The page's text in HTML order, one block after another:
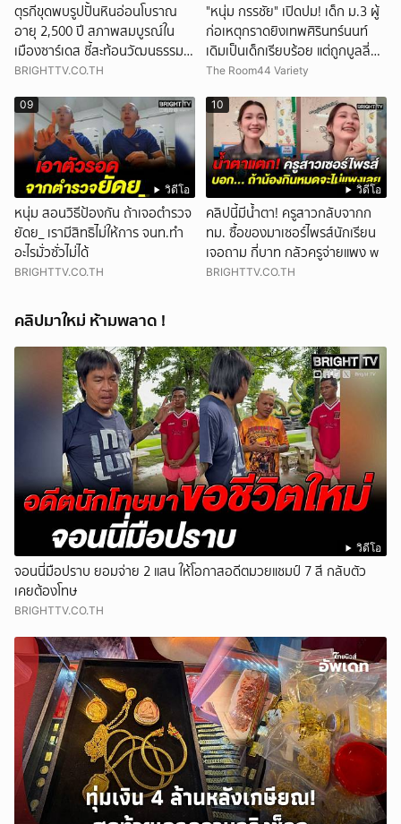
ตุรกีขุดพบรูปปั้นหินอ่อนโบราณ
อายุ 2,500 ปี สภาพสมบูรณ์ใน
เมืองซาร์เดส ชี้สะท้อนวัฒนธรรมลิ
เดีย
BRIGHTTV.CO.TH
"หนุ่ม กรรชัย" เปิดปม! เด็ก ม.3 ผู้
ก่อเหตุกราดยิงเทพศิรินทร์นนท์
เดิมเป็นเด็กเรียบร้อย แต่ถูกบูลลี่
หนัก คาดแรงกดดันสะสมกลายเป็น
The Room44 Variety
วิดีโอ
09
หนุ่ม สอนวิธีป้องกัน ถ้าเจอตำรวจ
ยัดย_ เรามีสิทธิไม่ให้การ จนท.ทำ
อะไรมั่วซั่วไม่ได้
BRIGHTTV.CO.TH
วิดีโอ
10
คลิปนี้มีน้ำตา! ครูสาวกลับจากก
ทม. ซื้อของมาเซอร์ไพรส์นักเรียน
เจอถาม กี่บาท กลัวครูจ่ายแพง w
BRIGHTTV.CO.TH
คลิปมาใหม่ ห้ามพลาด !
วิดีโอ
จอนนี่มือปราบ ยอมจ่าย 2 แสน ให้โอกาสอดีตมวยแชมป์ 7 สี กลับตัว
เคยต้องโทษ
BRIGHTTV.CO.TH